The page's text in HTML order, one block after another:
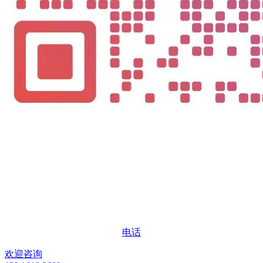
电话
欢迎咨询